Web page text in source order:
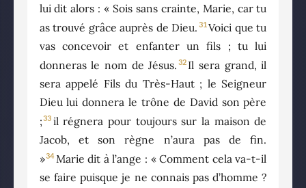
lui dit alors : « Sois sans crainte, Marie, car tu
as trouvé grâce auprès de Dieu. 31 Voici que tu
vas concevoir et enfanter un fils ; tu lui
donneras le nom de Jésus. 32 Il sera grand, il
sera appelé Fils du Très-Haut ; le Seigneur
Dieu lui donnera le trône de David son père
;33 il régnera pour toujours sur la maison de
Jacob, et son règne n’aura pas de fin.
»34 Marie dit à l’ange : « Comment cela va-t-il
se faire puisque je ne connais pas d’homme ?